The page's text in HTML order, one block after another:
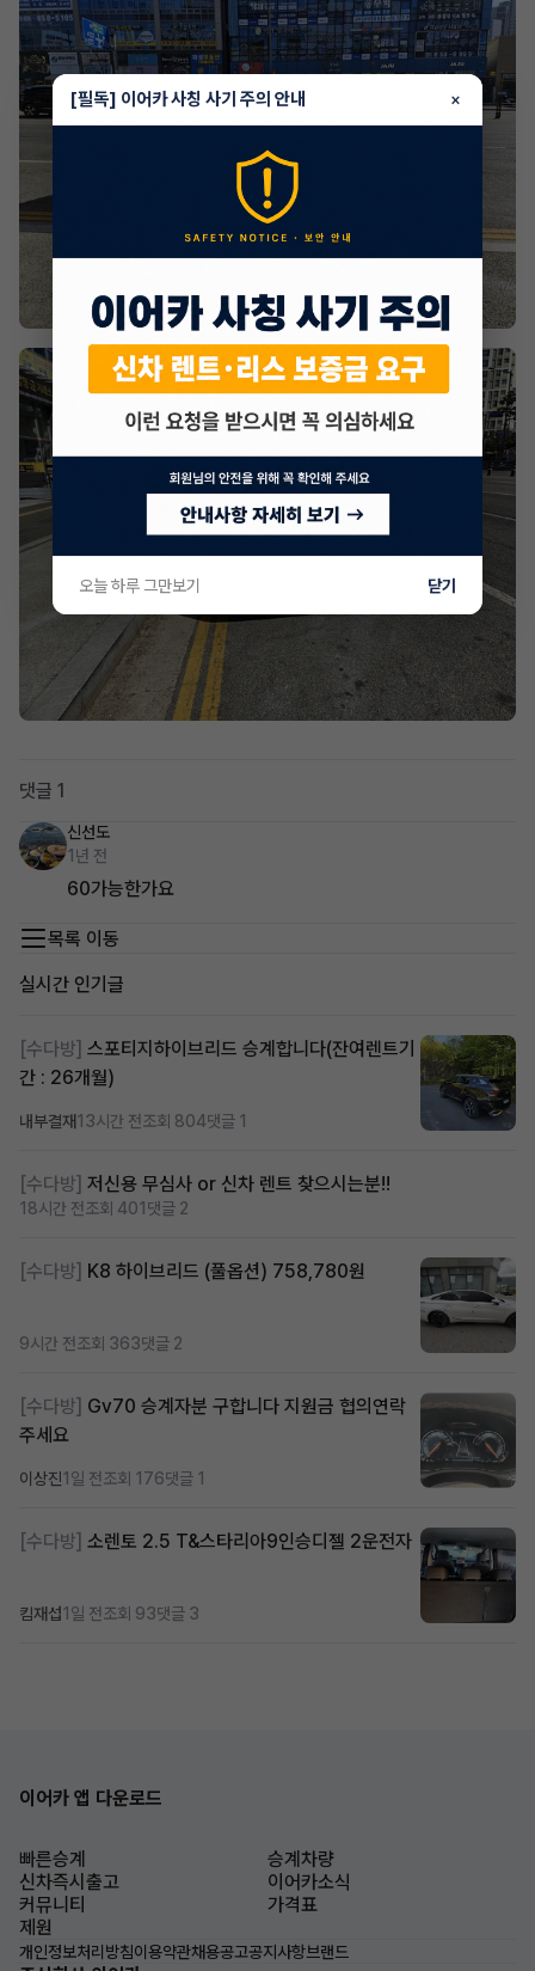
댓글 1
신선도
1년 전
60가능한가요
목록 이동
실시간 인기글
[수다방] 스포티지하이브리드 승계합니다(잔여렌트기
간 : 26개월)
내부결재13시간 전조회 804댓글 1
[수다방] 저신용 무심사 or 신차 렌트 찾으시는분!!
18시간 전조회 401 댓글 2
[수다방] K8 하이브리드 (풀옵션) 758,780원
9시간 전조회 363댓글 2
[수다방] Gv70 승계자분 구합니다 지원금 협의연락
주세요
이상진1일 전조회 176댓글 1
[수다방] 소렌토 2.5 T&스타리아9인승디젤 2운전자
킴재섭1일 전조회 93댓글 3
이어카 앱 다운로드
빠른승계
승계차량
신차즉시출고
이어카소식
커뮤니티
가격표
제원
개인정보처리방침이용약관채용공고공지사항브랜드
[필독] 이어카 사칭 사기 주의 안내 ×
오늘 하루 그만보기 닫기